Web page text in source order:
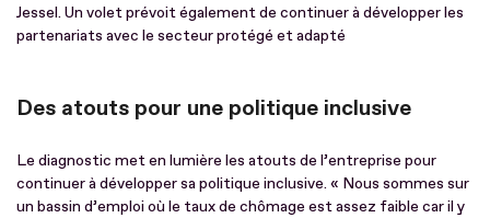
Jessel. Un volet prévoit également de continuer à développer les
partenariats avec le secteur protégé et adapté
Des atouts pour une politique inclusive
Le diagnostic met en lumière les atouts de l’entreprise pour
continuer à développer sa politique inclusive. « Nous sommes sur
un bassin d’emploi où le taux de chômage est assez faible car il y